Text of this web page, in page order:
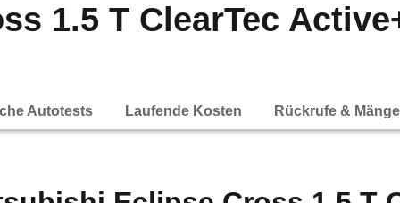
1.5 T ClearTec
Autotests Laufende Kosten Rückrufe &